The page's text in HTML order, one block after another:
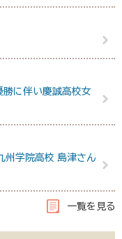
勝に伴い慶誠高校女
州学院高校 島津さん
一覧を見る